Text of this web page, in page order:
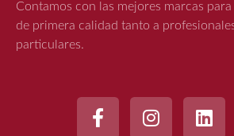
Contamos con las mejores marcas
de primera calidad tanto a
particulares.